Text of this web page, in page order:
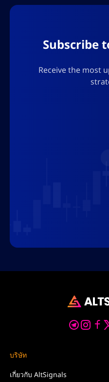
Subscribe
Receive the most
บริษัท
เกี่ยวกับ AltSignals